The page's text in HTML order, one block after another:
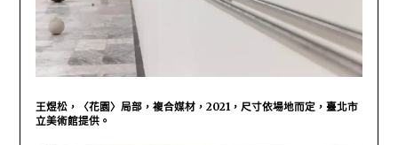
王煜松，〈花園〉局部，複合媒材，2021，尺寸依場地而定，臺北市
立美術館提供。